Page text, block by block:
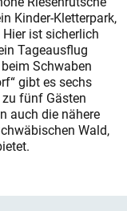
Kinder-Kletterpark,
ist sicherlich
Tageausflug
Schwaben
gibt es sechs
fünf Gästen
auch die nähere
Wald,